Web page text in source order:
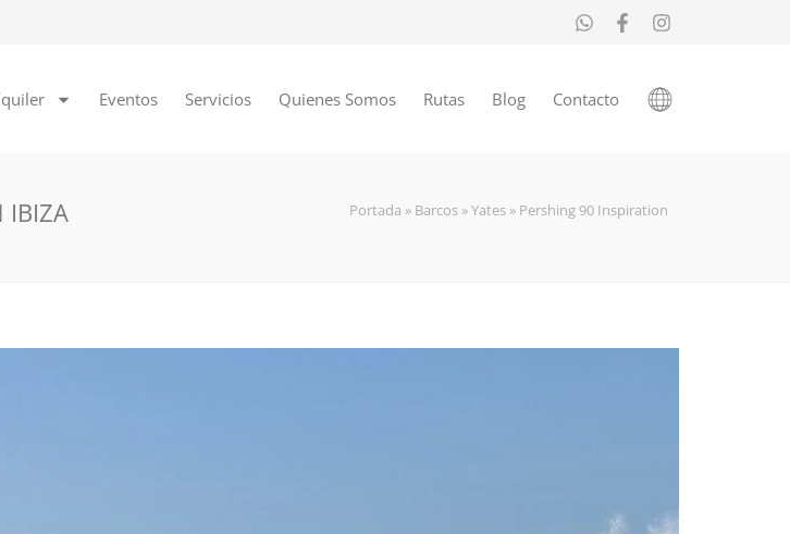
Eventos Servicios Quienes Somos Rutas Blog Contacto
IBIZA Portada » Barcos »Yates » Pershing 90 Inspiration